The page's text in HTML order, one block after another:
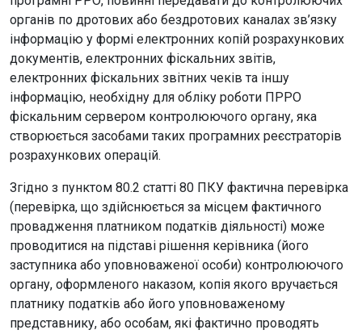
органів по дротових або бездротових каналах зв’язку
інформацію у формі електронних копій розрахункових
документів, електронних фіскальних звітів,
електронних фіскальних звітних чеків та іншу
інформацію, необхідну для обліку роботи ПРРО
фіскальним сервером контролюючого органу, яка
створюється засобами таких програмних реєстраторів
розрахункових операцій.
Згідно з пунктом 80.2 статті 80 ПКУ фактична перевірка
(перевірка, що здійснюється за місцем фактичного
провадження платником податків діяльності) може
проводитися на підставі рішення керівника (його
заступника або уповноваженої особи) контролюючого
органу, оформленого наказом, копія якого вручається
платнику податків або його уповноваженому
представнику, або особам, які фактично проводять